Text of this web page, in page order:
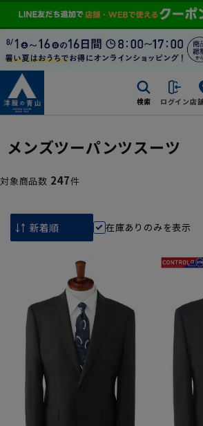
検索 ログイン店
メンズツーパンツスーツ
対象商品数 247件
在庫ありのみを表示